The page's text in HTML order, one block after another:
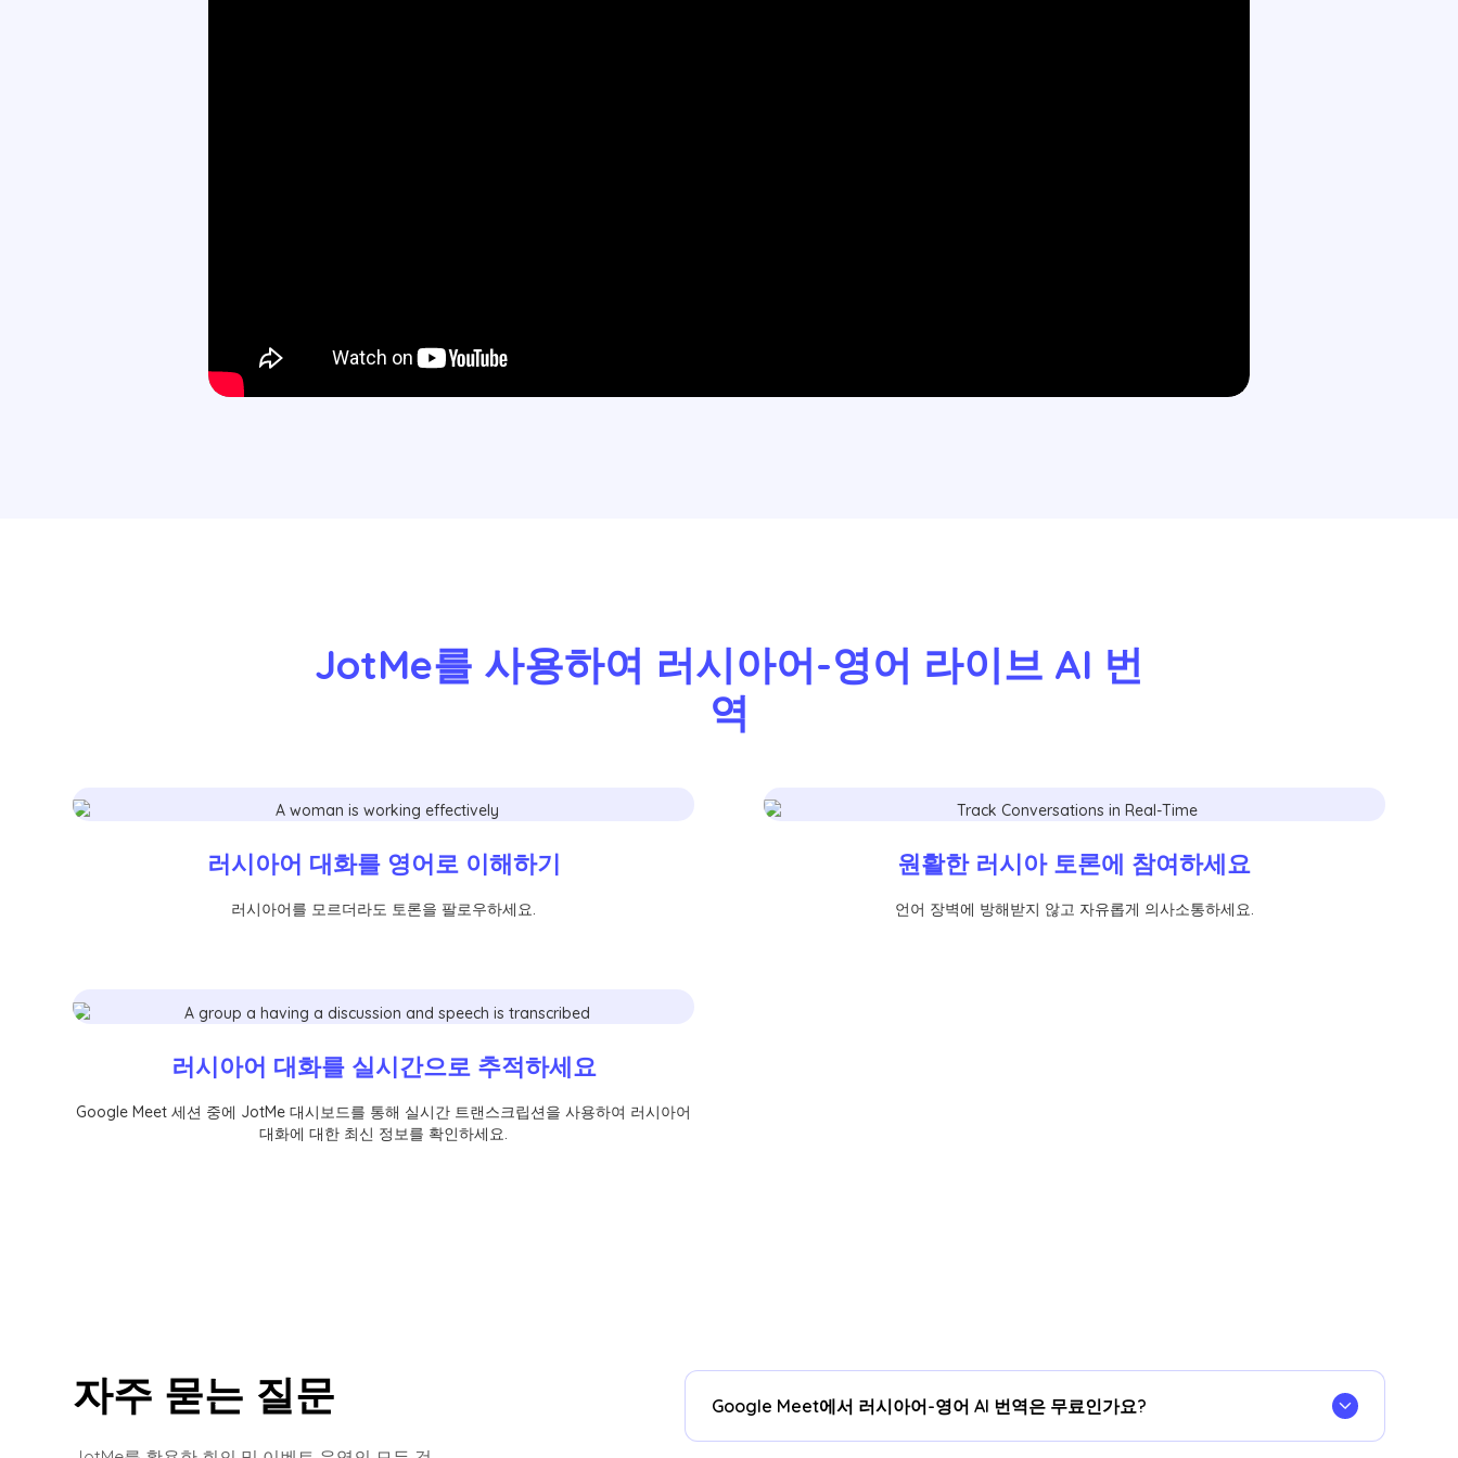
JotMe를 사용하여 러시아어-영어 라이브 AI 번
역
러시아어 대화를 영어로 이해하기
러시아어를 모르더라도 토론을 팔로우하세요.
원활한 러시아 토론에 참여하세요
언어 장벽에 방해받지 않고 자유롭게 의사소통하세요.
러시아어 대화를 실시간으로 추적하세요
Google Meet 세션 중에 JotMe 대시보드를 통해 실시간 트랜스크립션을 사용하여 러시아어
대화에 대한 최신 정보를 확인하세요.
자주 묻는 질문 Google Meet에서 러시아어-영어 AI 번역은 무료인가요?